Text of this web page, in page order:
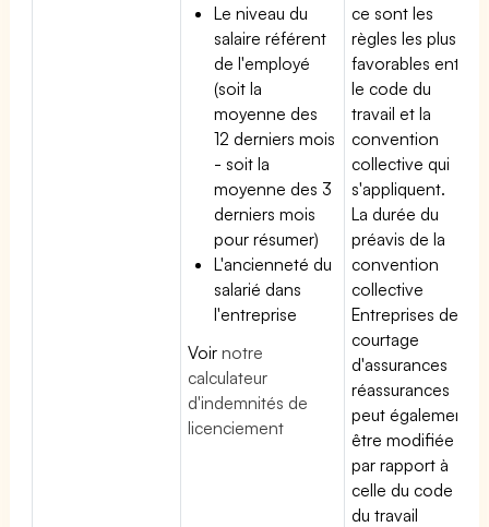
Le niveau du
salaire référent
de l'employé
(soit la
moyenne des
12 derniers mois
- soit la
moyenne des 3
derniers mois
pour résumer)
L'ancienneté du
salarié dans
l'entreprise
Voirnotre
calculateur
d'indemnités de
licenciement
ce sont les
règles les plus
favorables entre
le code du
travail et la
convention
collective qui
s'appliquent.
La durée du
préavis de la
convention
collective
Entreprises de
courtage
d'assurances
réassurances
peut également
être modifiée
par rapport à
celle du code
du travail